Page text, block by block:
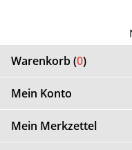
Warenkorb (0)
Mein Konto
Mein Merkzettel